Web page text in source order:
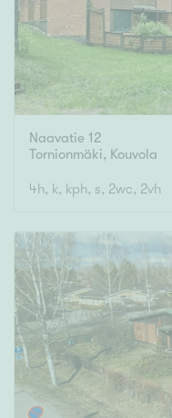
Naavatie 12
Tornionmäki, Kouvola
4h, k, kph, s, 2wc, 2vh